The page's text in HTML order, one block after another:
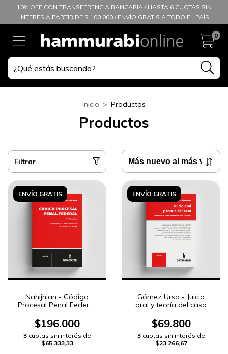
10% OFF CON TRANSFERENCIA BANCARIA / HASTA 6 CUOTAS SIN
INTERÉS A PARTIR DE $ 100.000 / ENVÍO GRATIS A TODO EL PAÍS
0
Inicio > Productos
Productos
Filtrar
ENVÍO GRATIS
Nahijhian - Código
Procesal Penal Federal.
$196.000
3 cuotas sin interés de
$65.333,33
ENVÍO GRATIS
Gómez Urso - Juicio
oral y teoría del caso
$69.800
3 cuotas sin interés de
$23.266,67